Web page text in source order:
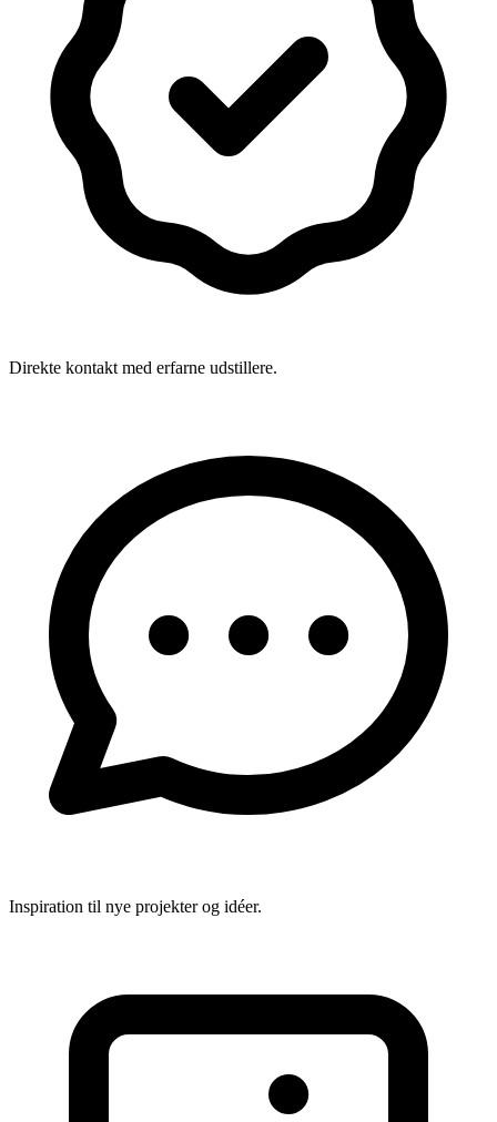
Direkte kontakt med erfarne udstillere.
Inspiration til nye projekter og idéer.